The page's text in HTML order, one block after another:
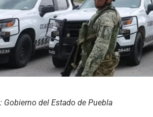
Gobierno del Estado de Puebla